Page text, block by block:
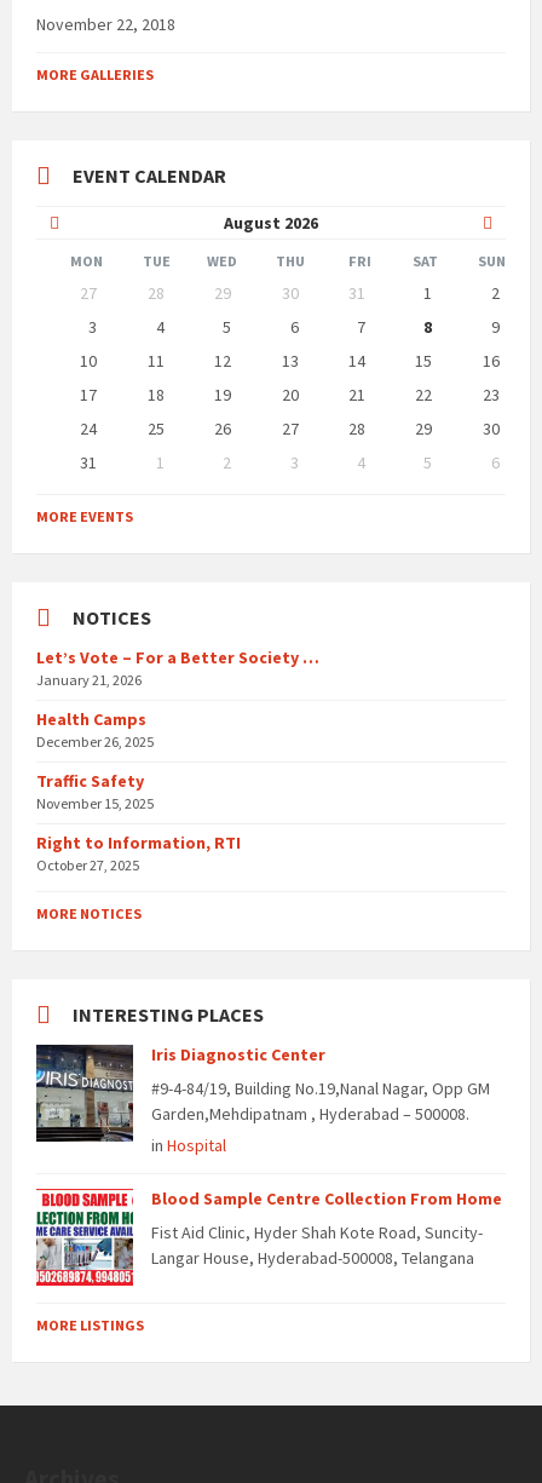
November 22, 2018
MORE GALLERIES
EVENT CALENDAR
August 2026
Month
Month
MON TUE WED THU FRI SAT SUN
calendar
27 28 29 30 31 1
2
3
4 5 6 7 8
9
10
11 12 13 14 15
16
17
18 19 20 21 22
23
24
25 26 27 28 29
30
31
1 2 3 4 5
6
to
calendar
MORE EVENTS
NOTICES
Let’s Vote – For a Better Society …
January 21, 2026
Health Camps
December 26, 2025
Traffic Safety
November 15, 2025
Right to Information, RTI
October 27, 2025
MORE NOTICES
INTERESTING PLACES
Iris Diagnostic Center
#9-4-84/19, Building No.19,Nanal Nagar, Opp GM
Garden,Mehdipatnam , Hyderabad – 500008.
in Hospital
Blood Sample Centre Collection From Home
Fist Aid Clinic, Hyder Shah Kote Road, Suncity-
Langar House, Hyderabad-500008, Telangana
MORE LISTINGS